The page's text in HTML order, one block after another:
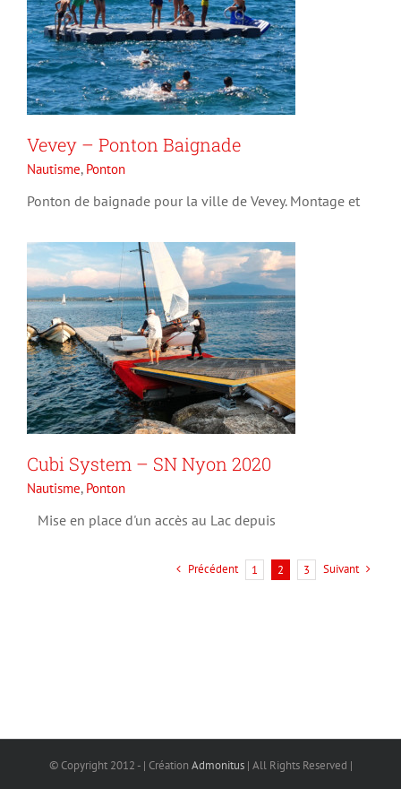
Vevey – Ponton Baignade
Nautisme, Ponton
Ponton de baignade pour la ville de Vevey. Montage et
Cubi System – SN Nyon 2020
Cubi System – SN Nyon 2020
Nautisme, Ponton
Mise en place d'un accès au Lac depuis
Précédent 1 2 3 Suivant
© Copyright 2012 - | Création Admonitus| All Rights Reserved |